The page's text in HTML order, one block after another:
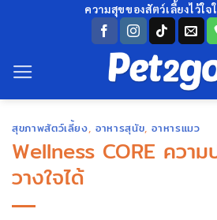
เนื้อหา
ความสุขของสัตว์เลี้ยงไว้ใจ
สุขภาพสัตว์เลี้ยง,อาหารสุนัข,อาหารแมว
Wellness CORE คว
วางใจได้